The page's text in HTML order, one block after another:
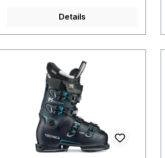
Details